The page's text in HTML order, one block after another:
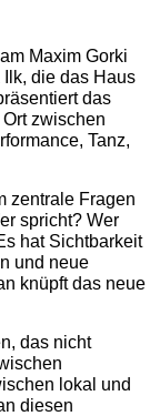
Maxim Gorki
die das Haus
das
zwischen
Tanz,
zentrale Fragen
spricht? Wer
hat Sichtbarkeit
und neue
knüpft das neue
das nicht
lokal und
diesen